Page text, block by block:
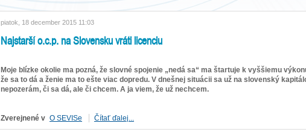
piatok, 18 december 2015 11:03
Najstarší o.c.p. na Slovensku vráti licenciu
Moje blízke okolie ma pozná, že slovné spojenie „nedá sa“ ma štartuje k vyššiemu
že sa to dá a ženie ma to ešte viac dopredu. V dnešnej situácii sa už na slovenský
nepozerám, či sa dá, ale či chcem. A ja viem, že už nechcem.
Zverejnené v O SEVISe Čítať ďalej...